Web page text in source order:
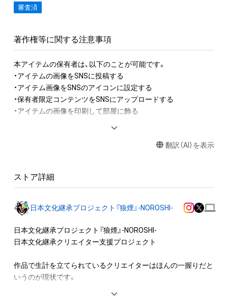
審査済
著作権等に関する注意事項
本アイテムの保有者は、以下のことが可能です。
・アイテムの画像をSNSに投稿する
・アイテム画像をSNSのアイコンに設定する
・保有者限定コンテンツをSNSにアップロードする
・アイテムの画像を印刷して部屋に飾る
ロゴ等を含みますがこれらに限られません。)にかかる知的財産
産権(それらの権利を取得し、又はそれらの権利につき登録等を
出願する権利を含みます。)を意味します。)は、本アイテムの著
作権を有する方、著作隣接権の権利者またはその管理委託を受
けている者によって保護されています。そのため、本アイテム
知的財産権を有することを意味しません。
・本アイテムの著作権を有する方、著作隣接権の権利者またはそ
アイテムの保有者が有する権利」の範囲を超えた行為、知的財産
翻訳（AI）を表示
ストア詳細
日本文化継承プロジェクト『狼煙』-NOROSHI-
日本文化継承プロジェクト『狼煙』-NOROSHI-
日本文化継承クリエイター支援プロジェクト
作品で生計を立てられているクリエイターはほんの一握りだと
いうのが現状です。